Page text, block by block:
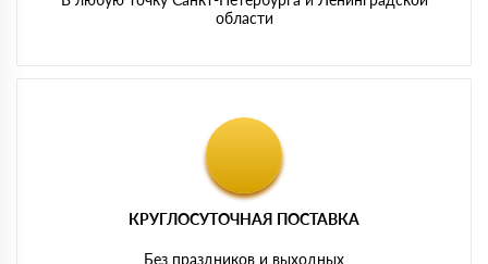
области
КРУГЛОСУТОЧНАЯ ПОСТАВКА
Без праздников и выходных